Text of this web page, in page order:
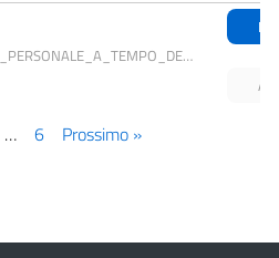
RICHIESTA_ASSENZE_PERSONALE_A_TEMPO_DETERMINATO
… 6 Prossimo »